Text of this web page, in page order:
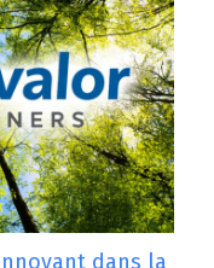
dans la